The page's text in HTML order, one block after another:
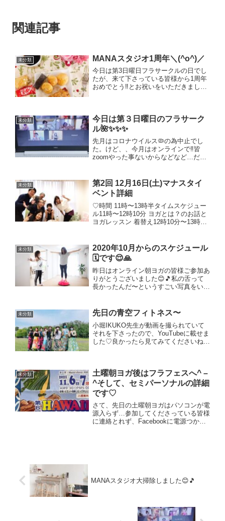
関連記事
未分類 MANAスタジオ1周年＼(^o^)／
今日は第3日曜日フラサークルの日でし
たが、来て下さっている皆様から1周年
おめでとう‼︎とお祝いをいただきまし
当に幸せで...
未分類
今日は第３日曜日のフラサーク
ル🌺✨✨✨
先月はコロナウイルス🦠の為中止でし
た。けど、、今月はオンラインで‼️皆
zoomやった事ないからなどなど…だっ
ど、やはりフリも伝えたく、、そして、
今日はメンバー全員が...
未分類
第2回 12月16日(土)マナスタイ
ベント詳細
♡時間 11時〜13時半タイムスケジュー
ル11時〜12時10分 ヨガとは？のお話と
ヨガレッスン 着替え12時10分〜13時半
ー(有機スパイス)温野菜、バーニャカウ
ダ、...
未分類
2020年10月からのスケジュール
🗓です😌🙏
昨日はオンライン朝ヨガの皆様ご参加あ
りがとうございました😊🎵私の舌って
長かったんだ〜というすごい写真をいた
インレッスンは引き続き🌈第2第4 木曜
日 19時半〜20時半🌺フ...
未分類 先日の青空フィトネス〜
小堀IKUKO先生が動画を撮られていて
それを下さったので、YouTubeに載せま
した♡良かったら見てみてくださいね^
います...
未分類
土曜朝ヨガ後はフラフェスへ^ –
^そして、セミパーソナルの詳細
です♡
さて、先日の土曜朝ヨガはパソコンが電
源入らず…参加してくださっている皆様
に連絡とれず、Facebookに電源つかな
MANAスタジオ大掃除しました😊🎵